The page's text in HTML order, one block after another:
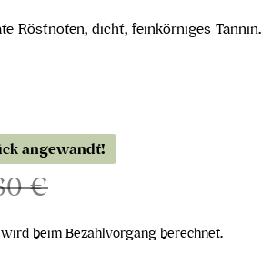
Röstnoten, dicht, feinkörniges Tannin.
angewandt!
€
wird beim Bezahlvorgang berechnet.